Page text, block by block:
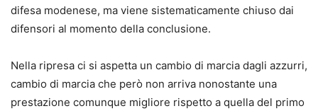
difesa modenese, ma viene sistematicamente chiuso dai
difensori al momento della conclusione.
Nella ripresa ci si aspetta un cambio di marcia dagli azzurri,
cambio di marcia che però non arriva nonostante una
prestazione comunque migliore rispetto a quella del primo